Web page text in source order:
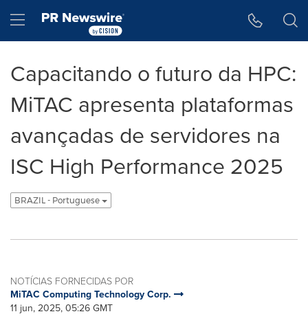
Hamburger menu
Capacitando o futuro da HPC:
MiTAC apresenta plataformas
avançadas de servidores na
ISC High Performance 2025
BRAZIL - Portuguese
NOTÍCIAS FORNECIDAS POR
MiTAC Computing Technology Corp.
11 jun, 2025, 05:26 GMT